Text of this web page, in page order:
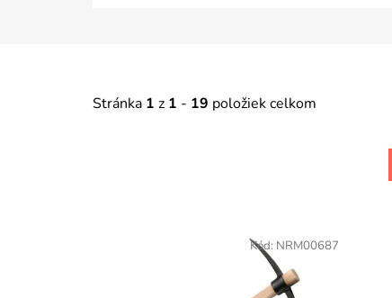
Stránka 1 z 1 - 19 položiek celkom
Kód: NRM00687